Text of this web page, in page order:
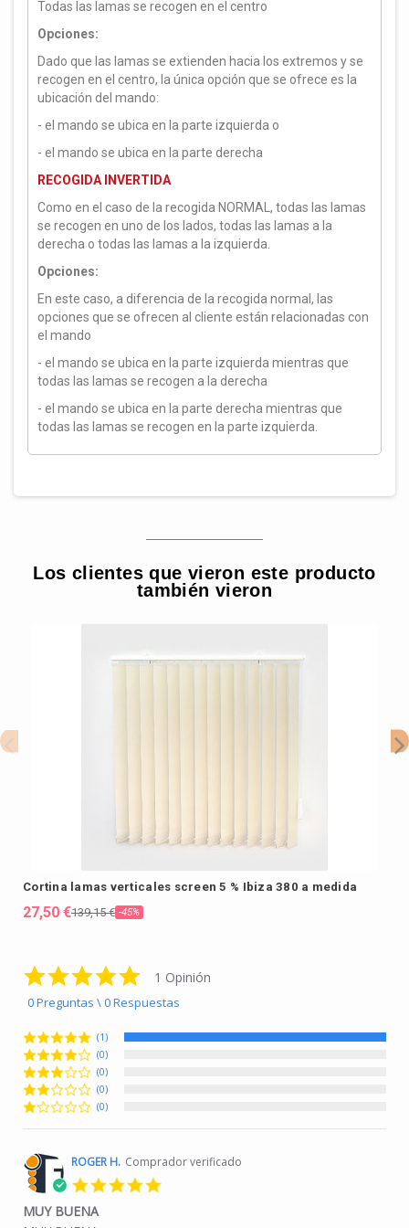
Todas las lamas se recogen en el centro
Opciones:
Dado que las lamas se extienden hacia los extremos y se
recogen en el centro, la única opción que se ofrece es la
ubicación del mando:
- el mando se ubica en la parte izquierda o
- el mando se ubica en la parte derecha
RECOGIDA INVERTIDA
Como en el caso de la recogida NORMAL, todas las lamas
se recogen en uno de los lados, todas las lamas a la
derecha o todas las lamas a la izquierda.
Opciones:
En este caso, a diferencia de la recogida normal, las
opciones que se ofrecen al cliente están relacionadas con
el mando
- el mando se ubica en la parte izquierda mientras que
todas las lamas se recogen a la derecha
- el mando se ubica en la parte derecha mientras que
todas las lamas se recogen en la parte izquierda.
Los clientes que vieron este producto
también vieron
Cortina lamas verticales screen 5 % Ibiza 380 a medida
27,50 €139,15 € -45%
5.0 star rating
1 Opinión
0 Preguntas \ 0 Respuestas
(1)
(0)
(0)
(0)
(0)
ROGER H. Comprador verificado
MUY BUENA